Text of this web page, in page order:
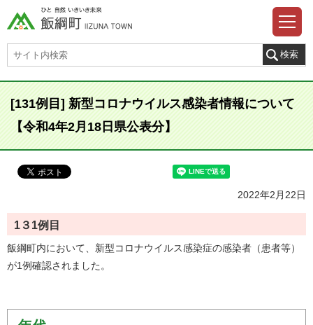
[131例目] 新型コロナウイルス感染者情報について
【令和4年2月18日県公表分】
2022年2月22日
1３1例目
飯綱町内において、新型コロナウイルス感染症の感染者（患者等）
が1例確認されました。